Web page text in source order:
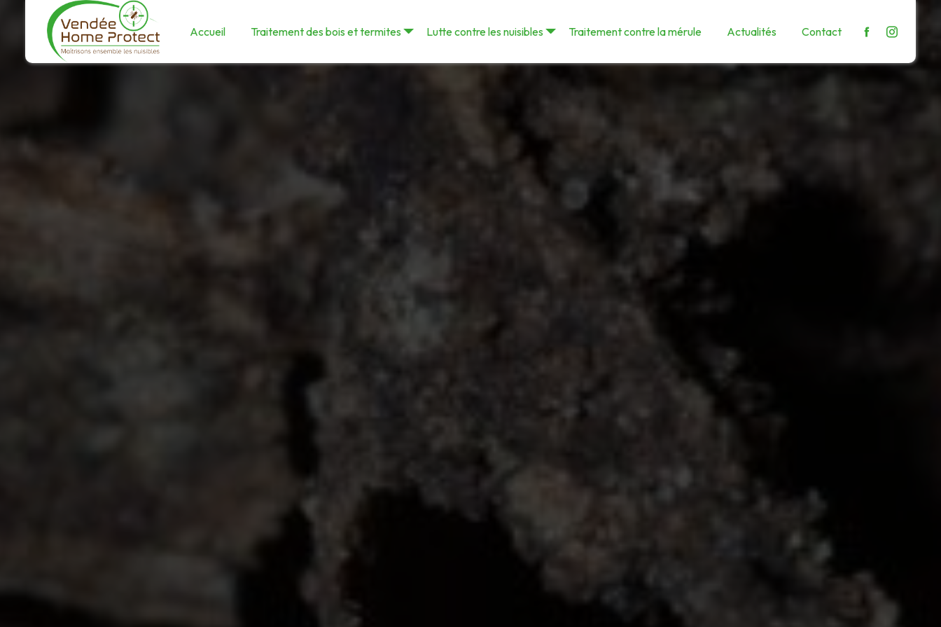
Accueil Traitement des bois et termites Lutte contre les nuisibles Traitement contre la mérule Actualités Contact
Panneau de gestion des cookies